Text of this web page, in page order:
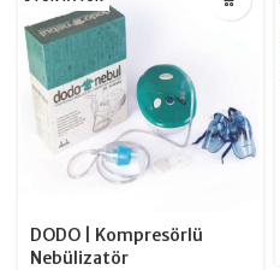
DODO | Kompresörlü
Nebülizatör